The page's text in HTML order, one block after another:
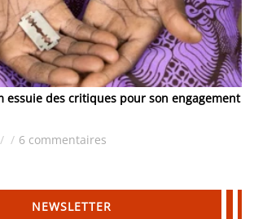
essuie des critiques pour son engagement
/ / 6 commentaires
NEWSLETTER